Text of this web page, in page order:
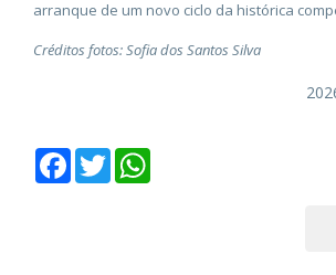
arranque de um novo ciclo da histórica
Créditos fotos: Sofia dos Santos Silva
Facebook
Twitter